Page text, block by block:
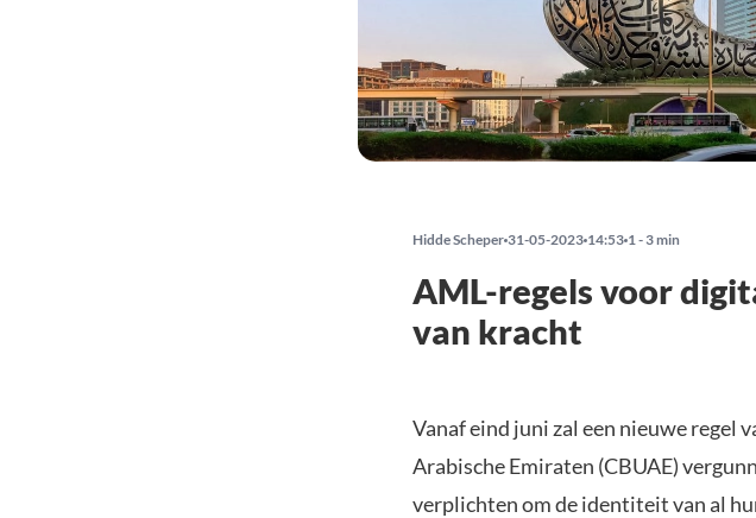
Hidde Scheper 31-05-2023 14:53 1 - 3 min
AML-regels voor
van kracht
Vanaf eind juni zal een nieuwe regel
Arabische Emiraten (CBUAE)
verplichten om de identiteit van al